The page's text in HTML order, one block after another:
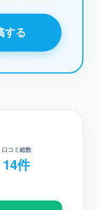
する
口コミ総数
14件